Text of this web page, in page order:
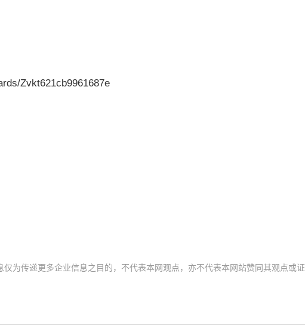
Zvkt621cb9961687e
为传递更多企业信息之目的，不代表本网观点，亦不代表本网站赞同其观点或证